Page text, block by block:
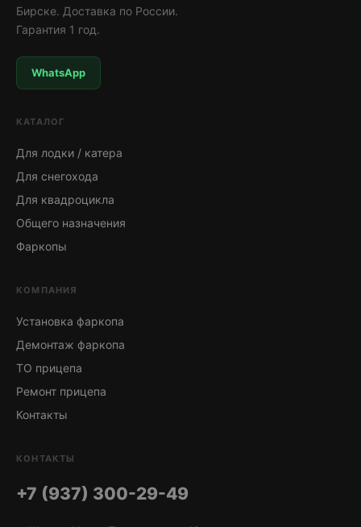
Бирске. Доставка по России.
Гарантия 1 год.
WhatsApp
КАТАЛОГ
Для лодки / катера
Для снегохода
Для квадроцикла
Общего назначения
Фаркопы
КОМПАНИЯ
Установка фаркопа
Демонтаж фаркопа
ТО прицепа
Ремонт прицепа
Контакты
КОНТАКТЫ
+7 (937) 300-29-49